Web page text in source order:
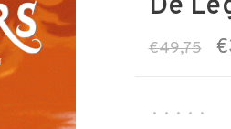
De
€49,75
• • • • •